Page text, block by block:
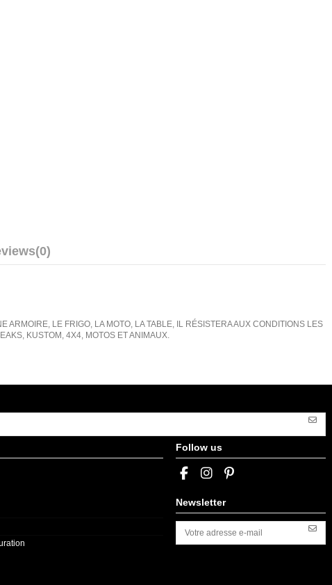
(0)
LE FRIGO, LA MOTO, LA TABLE, IL RÉSISTERA AUX CONDITIONS LES
KUSTOM, 4X4, MOTOS ET ANIMAUX.
Follow us
Newsletter